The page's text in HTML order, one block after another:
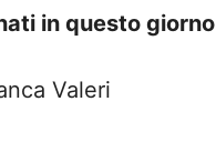
in questo giorno
Valeri